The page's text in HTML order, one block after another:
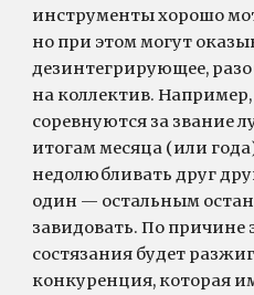
инструменты хорошо
но при этом могут
дезинтегрирующее,
на коллектив.
соревнуются за звание
итогам месяца (или
недолюбливать друг
один — остальным
завидовать. По причине
состязания будет
конкуренция, которая